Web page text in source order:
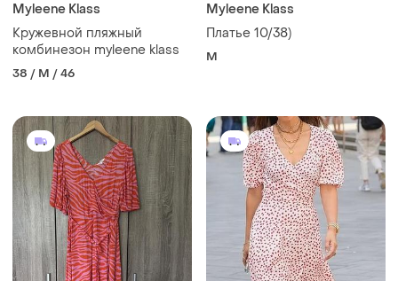
Myleene Klass
Кружевной пляжный
комбинезон myleene klass
38 / M / 46
Myleene Klass
Платье 10/38)
M